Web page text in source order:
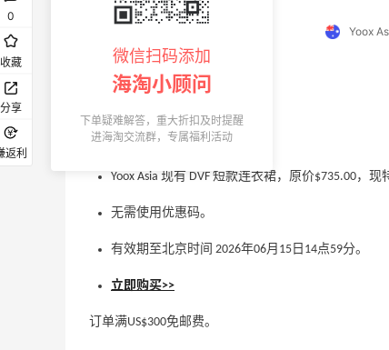
Yoox
Yoox Asia 现有 DVF 短款连衣裙，原价$735.00，现
无需使用优惠码。
有效期至北京时间 2026年06月15日14点59分。
立即购买>>
订单满US$300免邮费。
0
收藏
分享
返利
微信扫码添加
海淘小顾问
下单疑难解答，重大折扣及时提醒
进海淘交流群，专属福利活动